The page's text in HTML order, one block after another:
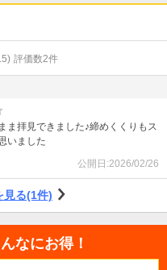
) 評価数2件
ま拝見できました♪締めくくりもス
いました
公開日:2026/02/26
見る(1件)
なにお得！